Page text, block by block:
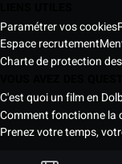
Paramétrer vos cookies
Espace recrutement
Charte de protection
C'est quoi un film en
Comment fonctionne la
Prenez votre temps,